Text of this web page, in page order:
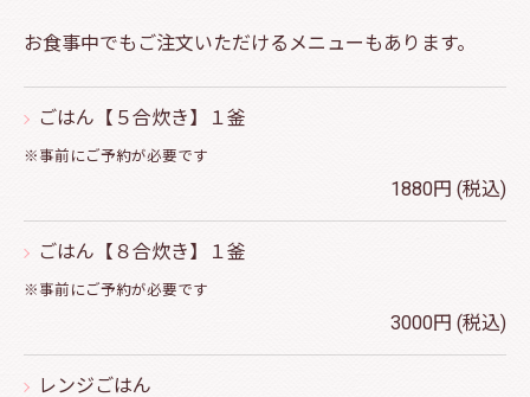
お食事中でもご注文いただけるメニューもあります。
ごはん【５合炊き】１釜
※事前にご予約が必要です
1880円 (税込)
ごはん【８合炊き】１釜
※事前にご予約が必要です
3000円 (税込)
レンジごはん